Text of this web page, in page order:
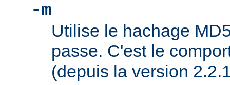
-m
Utilise le hachage
passe. C'est le
(depuis la version